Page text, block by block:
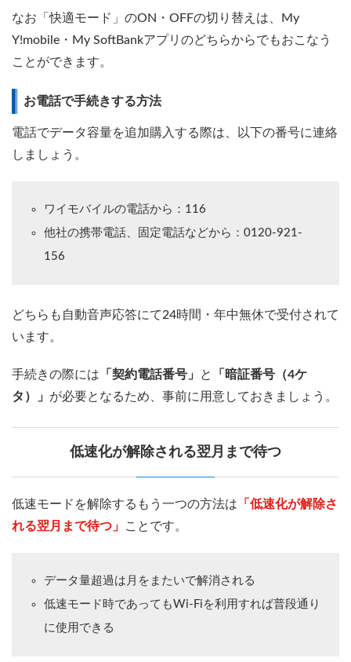
なお「快適モード」のON・OFFの切り替えは、My
Y!mobile・My SoftBankアプリのどちらからでもおこなう
ことができます。
お電話で手続きする方法
電話でデータ容量を追加購入する際は、以下の番号に連絡
しましょう。
ワイモバイルの電話から：116
他社の携帯電話、固定電話などから：0120-921-
156
どちらも自動音声応答にて24時間・年中無休で受付されて
います。
手続きの際には 「契約電話番号」 と
「暗証番号（4ケ
タ）」 が必要となるため、事前に用意しておきましょう。
低速化が解除される翌月まで待つ
低速モードを解除するもう一つの方法は 「低速化が解除さ
れる翌月まで待つ」
ことです。
データ量超過は月をまたいで解消される
低速モード時であってもWi-Fiを利用すれば普段通り
に使用できる